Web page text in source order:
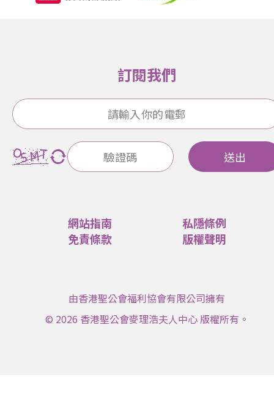
訂閱我們
送出
網站指南
私隱條例
免責條款
版權聲明
由香港聖公會福利協會有限公司擁有
© 2026 香港聖公會麥理浩夫人中心 版權所有。